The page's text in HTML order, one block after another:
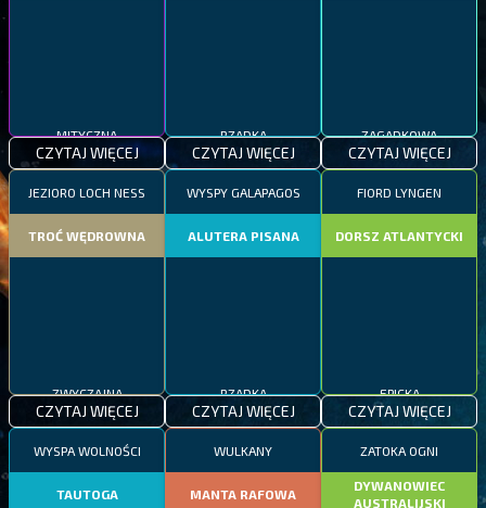
MITYCZNA
CZYTAJ WIĘCEJ
RZADKA
CZYTAJ WIĘCEJ
ZAGADKOWA
CZYTAJ WIĘCEJ
JEZIORO LOCH NESS
TROĆ WĘDROWNA
ZWYCZAJNA
CZYTAJ WIĘCEJ
WYSPY GALAPAGOS
ALUTERA PISANA
RZADKA
CZYTAJ WIĘCEJ
FIORD LYNGEN
DORSZ ATLANTYCKI
EPICKA
CZYTAJ WIĘCEJ
WYSPA WOLNOŚCI
TAUTOGA
WULKANY
MANTA RAFOWA
ZATOKA OGNI
DYWANOWIEC
AUSTRALIJSKI